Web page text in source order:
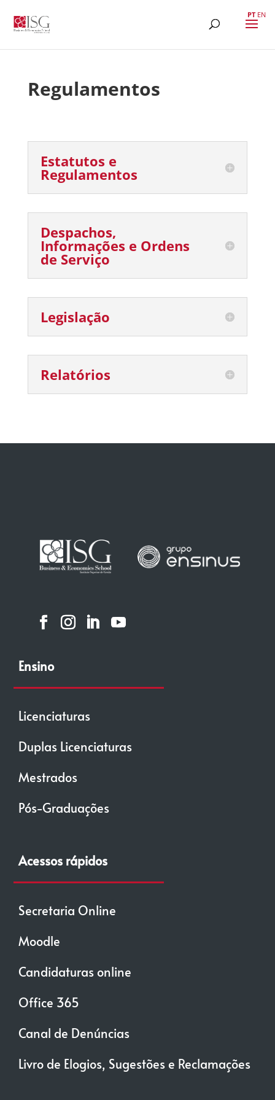
Regulamentos
Estatutos e
Regulamentos
Despachos,
Informações e Ordens
de Serviço
Legislação
Relatórios
Ensino
Licenciaturas
Duplas Licenciaturas
Mestrados
Pós-Graduações
Acessos rápidos
Secretaria Online
Moodle
Candidaturas online
Office 365
Canal de Denúncias
Livro de Elogios, Sugestões e Reclamações
PT EN